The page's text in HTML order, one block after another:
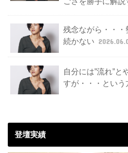
残念ながら・・
続かない
自分には”流れ”と
すが・・・という
登壇実績